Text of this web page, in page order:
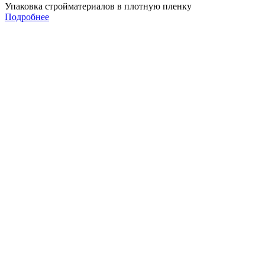
Упаковка стройматериалов в плотную пленку
Подробнее